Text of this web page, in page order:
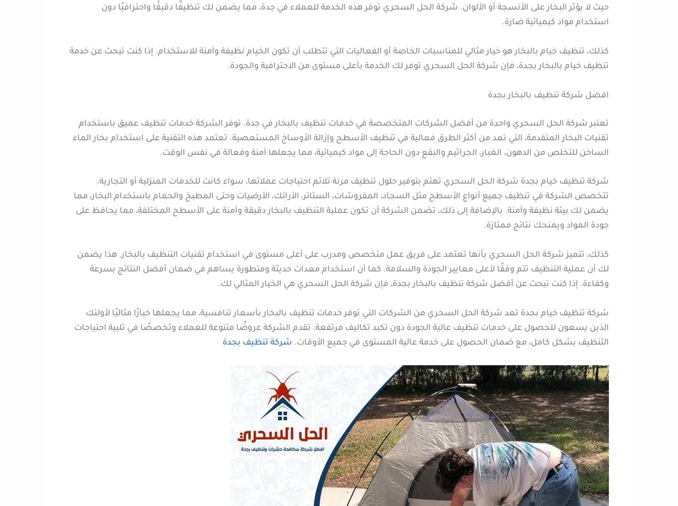
حيث لا يؤثر البخار على الأنسجة أو الألوان. شركة الحل السحري توفر هذه الخدمة للعملاء في جدة، مما يضمن لك تنظيفًا دقيقًا واحترافيًا دون
استخدام مواد كيميائية ضارة.
كذلك، تنظيف خيام بالبخار هو خيار مثالي للمناسبات الخاصة أو الفعاليات التي تتطلب أن تكون الخيام نظيفة وآمنة للاستخدام. إذا كنت تبحث عن خدمة
تنظيف خيام بالبخار بجدة، فإن شركة الحل السحري توفر لك الخدمة بأعلى مستوى من الاحترافية والجودة.
افضل شركة تنظيف بالبخار بجدة
تعتبر شركة الحل السحري واحدة من أفضل الشركات المتخصصة في خدمات تنظيف بالبخار في جدة. توفر الشركة خدمات تنظيف عميق باستخدام
تقنيات البخار المتقدمة، التي تعد من أكثر الطرق فعالية في تنظيف الأسطح وإزالة الأوساخ المستعصية. تعتمد هذه التقنية على استخدام بخار الماء
الساخن للتخلص من الدهون، الغبار، الجراثيم والبقع دون الحاجة إلى مواد كيميائية، مما يجعلها آمنة وفعالة في نفس الوقت.
شركة تنظيف خيام بجدة شركة الحل السحري تهتم بتوفير حلول تنظيف مرنة تلائم احتياجات عملائها، سواء كانت للخدمات المنزلية أو التجارية.
تتخصص الشركة في تنظيف جميع أنواع الأسطح مثل السجاد، المفروشات، الستائر، الأرائك، الأرضيات وحتى المطبخ والحمام باستخدام البخار، مما
يضمن لك بيئة نظيفة وآمنة. بالإضافة إلى ذلك، تضمن الشركة أن تكون عملية التنظيف بالبخار دقيقة وآمنة على الأسطح المختلفة، مما يحافظ على
جودة المواد ويمنحك نتائج ممتازة.
كذلك، تتميز شركة الحل السحري بأنها تعتمد على فريق عمل متخصص ومدرب على أعلى مستوى في استخدام تقنيات التنظيف بالبخار. هذا يضمن
لك أن عملية التنظيف تتم وفقًا لأعلى معايير الجودة والسلامة. كما أن استخدام معدات حديثة ومتطورة يساهم في ضمان أفضل النتائج بسرعة
وكفاءة. إذا كنت تبحث عن أفضل شركة تنظيف بالبخار بجدة، فإن شركة الحل السحري هي الخيار المثالي لك.
شركة تنظيف خيام بجدة تعد شركة الحل السحري من الشركات التي توفر خدمات تنظيف بالبخار بأسعار تنافسية، مما يجعلها خيارًا مثاليًا لأولئك
الذين يسعون للحصول على خدمات تنظيف عالية الجودة دون تكبد تكاليف مرتفعة. تقدم الشركة عروضًا متنوعة للعملاء وتخصصًا في تلبية احتياجات
التنظيف بشكل كامل، مع ضمان الحصول على خدمة عالية المستوى في جميع الأوقات. شركة تنظيف بجدة